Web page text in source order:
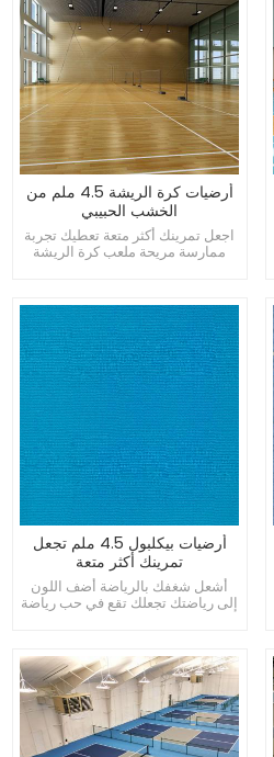
أرضيات كرة الريشة 4.5 ملم من
الخشب الحبيبي
اجعل تمرينك أكثر متعة تعطيك تجربة
ممارسة مريحة ملعب كرة الريشة
أرضيات بيكلبول 4.5 ملم تجعل
تمرينك أكثر متعة
أشعل شغفك بالرياضة أضف اللون
إلى رياضتك تجعلك تقع في حب رياضة